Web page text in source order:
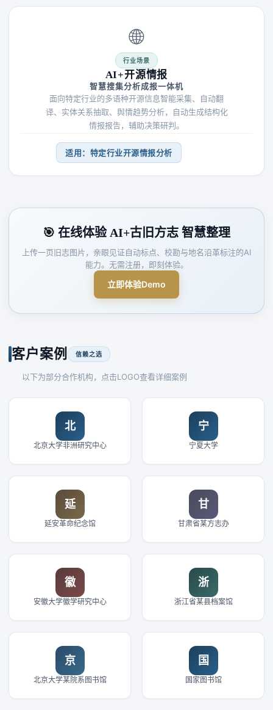
🌐
行业场景
AI+开源情报
智慧搜集分析成报一体机
面向特定行业的多语种开源信息智能采集、自动翻
译、实体关系抽取、舆情趋势分析，自动生成结构化
情报报告，辅助决策研判。
适用：特定行业开源情报分析
🎯 在线体验 AI+古旧方志 智慧整理
上传一页旧志图片，亲眼见证自动标点、校勘与地名沿革标注的AI
能力。无需注册，即刻体验。
立即体验Demo
客户案例 信赖之选
以下为部分合作机构，点击LOGO查看详细案例
北
北京大学非洲研究中心
宁
宁夏大学
延
延安革命纪念馆
甘
甘肃省某方志办
徽
安徽大学徽学研究中心
浙
浙江省某县档案馆
京
北京大学某院系图书馆
国
国家图书馆